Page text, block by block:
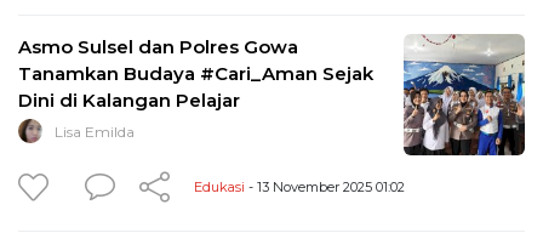
Asmo Sulsel dan Polres Gowa
Tanamkan Budaya #Cari_Aman Sejak
Dini di Kalangan Pelajar
Lisa Emilda
Edukasi - 13 November 2025 01:02